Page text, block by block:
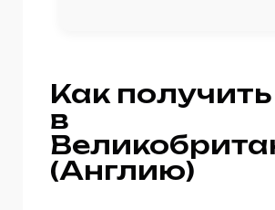
Как
в
(Англию)